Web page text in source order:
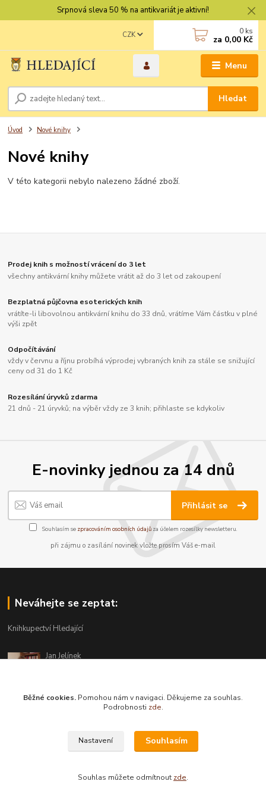
Srpnová sleva 50 % na antikvariát je aktivní!
Menu
CZK
Hledat
0 ks
za 0,00 Kč
Úvod Nové knihy
Nové knihy
V této kategorii nebylo nalezeno žádné zboží.
Prodej knih s možností vrácení do 3 let
všechny antikvární knihy můžete vrátit až do 3 let od zakoupení
Bezplatná půjčovna esoterických knih
vrátíte-li libovolnou antikvární knihu do 33 dnů, vrátíme Vám částku v plné
výši zpět
Odpočítávání
vždy v červnu a říjnu probíhá výprodej vybraných knih za stále se snižující
ceny od 31 do 1 Kč
Rozesílání úryvků zdarma
21 dnů - 21 úryvků; na výběr vždy ze 3 knih; přihlaste se kdykoliv
E-novinky jednou za 14 dnů
Přihlásit se
Souhlasím se zpracováním osobních údajůza účelem rozesílky newsletteru.
při zájmu o zasílání novinek vložte prosím Váš e-mail
Neváhejte se zeptat:
Knihkupectví Hledající
Jan Jelínek
info@hledajici.cz
Běžné cookies. Pomohou nám v navigaci. Děkujeme za souhlas.
Podrobnosti zde.
Nastavení Souhlasím
Souhlas můžete odmítnout zde.